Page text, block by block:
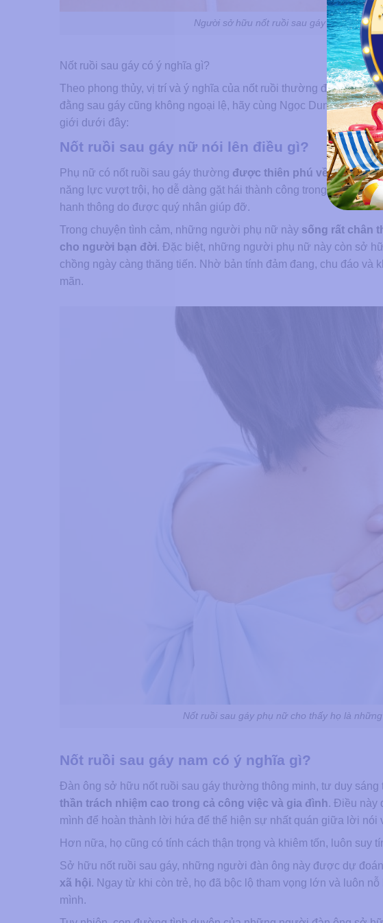
Người sở hữu nốt ruồi sau gáy thường
Nốt ruồi sau gáy có ý nghĩa gì?
Theo phong thủy, vị trí và ý nghĩa của nốt ruồi thường được lý
đằng sau gáy cũng không ngoại lệ, hãy cùng Ngọc Dung tìm
giới dưới đây:
Nốt ruồi sau gáy nữ nói lên điều gì?
Phụ nữ có nốt ruồi sau gáy thường được thiên phú về trí tuệ
năng lực vượt trội, họ dễ dàng gặt hái thành công trong học tập
hanh thông do được quý nhân giúp đỡ.
Trong chuyện tình cảm, những người phụ nữ này sống rất chân
cho người bạn đời. Đặc biệt, những người phụ nữ này còn sở
chồng ngày càng thăng tiến. Nhờ bản tính đảm đang, chu đáo và
mãn.
Nốt ruồi sau gáy phụ nữ cho thấy họ là
Nốt ruồi sau gáy nam có ý nghĩa gì?
Đàn ông sở hữu nốt ruồi sau gáy thường thông minh, tư duy sáng
thần trách nhiệm cao trong cả công việc và gia đình. Điều này
mình để hoàn thành lời hứa để thể hiện sự nhất quán giữa lời nói
Hơn nữa, họ cũng có tính cách thận trọng và khiêm tốn, luôn suy
Sở hữu nốt ruồi sau gáy, những người đàn ông này được dự
xã hội. Ngay từ khi còn trẻ, họ đã bộc lộ tham vọng lớn và luôn
mình.